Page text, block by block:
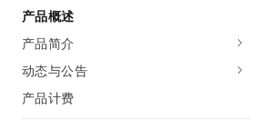
产品概述
产品简介
动态与公告
产品计费
精选产品
精选解决方案